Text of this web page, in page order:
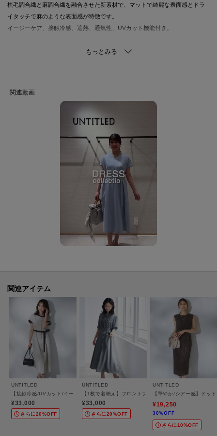
梳毛調合繊と麻調合繊を融合させた新素材で、マットで綺麗な表面感とドラ
イタッチで麻のような表面感が特徴です。
イージーケア、接触冷感、遮熱、通気性、UVカット機能付き。
※照明の関係により、実際よりも色味が違って見える場合があります。ま
た、パソコン・スマートフォンなどの環境により、若干製品と画像のカラー
モデル情報：身長168cm B83 W60 H85 着用サイズ：02（M）
関連アイテム
UNTITLED
【接触冷感/UVカット/イージーケア】配色ラインワンピース
¥33,000
さらに20%OFF
UNTITLED
【1枚で着映え】フロントフリルワンピース
¥33,000
さらに20%OFF
UNTITLED
【華やか/シアー感】ドッ
¥19,250
30%OFF
さらに10%OFF